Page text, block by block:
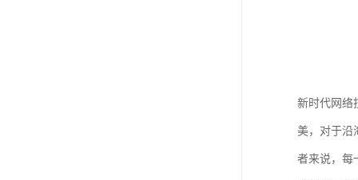
新时代网络
美，对于沿
者来说，每